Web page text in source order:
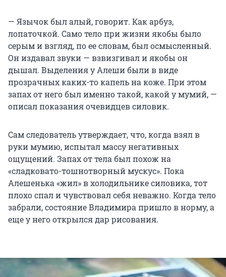
— Язычок был алый, говорит. Как арбуз,
лопаточкой. Само тело при жизни якобы было
серым и взгляд, по ее словам, был осмысленный.
Он издавал звуки — взвизгивал и якобы он
дышал. Выделения у Алеши были в виде
прозрачных каких-то капель на коже. При этом
запах от него был именно такой, какой у мумий, —
описал показания очевидцев силовик.
Сам следователь утверждает, что, когда взял в
руки мумию, испытал массу негативных
ощущений. Запах от тела был похож на
«сладковато-тошнотворный мускус». Пока
Алешенька «жил» в холодильнике силовика, тот
плохо спал и чувствовал себя неважно. Когда тело
забрали, состояние Владимира пришло в норму, а
еще у него открылся дар рисования.